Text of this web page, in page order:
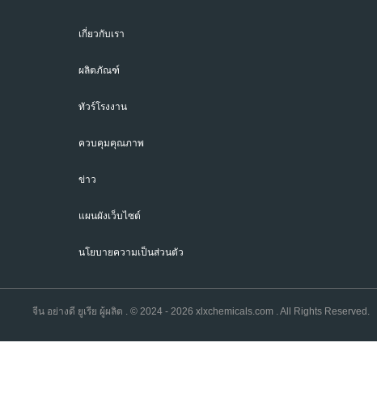
เกี่ยวกับเรา
ผลิตภัณฑ์
ทัวร์โรงงาน
ควบคุมคุณภาพ
ข่าว
แผนผังเว็บไซต์
นโยบายความเป็นส่วนตัว
จีน อย่างดี ยูเรีย ผู้ผลิต . © 2024 - 2026 xlxchemicals.com . All Rights Reserved.